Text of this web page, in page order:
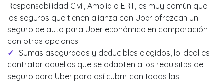
Responsabilidad Civil, Amplia o ERT, es muy común que
los seguros que tienen alianza con Uber ofrezcan un
seguro de auto para Uber económico en comparación
con otras opciones.
Sumas aseguradas y deducibles elegidos, lo ideal es
contratar aquellos que se adapten a los requisitos del
seguro para Uber para así cubrir con todas las